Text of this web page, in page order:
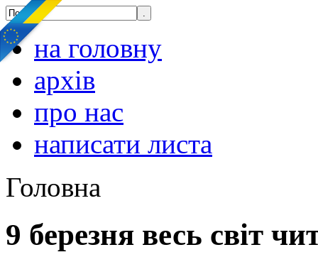
на головну
архів
про нас
написати листа
Головна
9 березня весь світ